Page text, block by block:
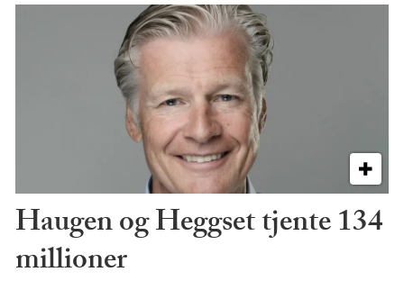
Haugen og Heggset tjente 134
millioner